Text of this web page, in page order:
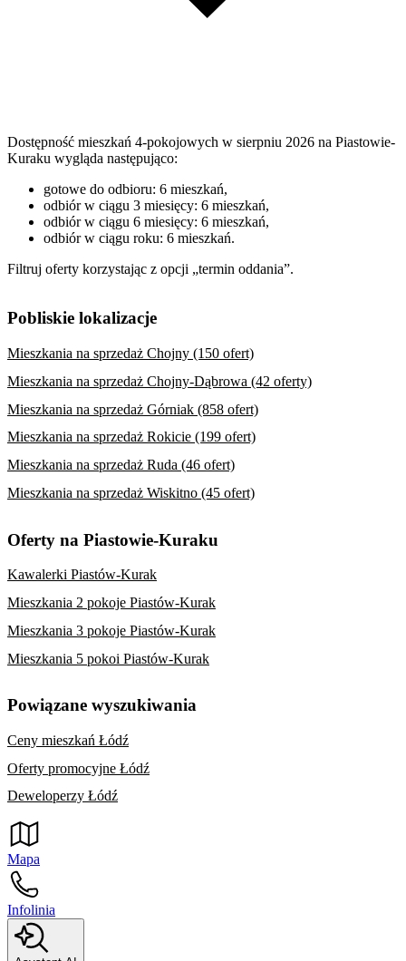
Dostępność mieszkań 4-pokojowych w sierpniu 2026 na Piastowie-
Kuraku wygląda następująco:
gotowe do odbioru: 6 mieszkań,
odbiór w ciągu 3 miesięcy: 6 mieszkań,
odbiór w ciągu 6 miesięcy: 6 mieszkań,
odbiór w ciągu roku: 6 mieszkań.
Filtruj oferty korzystając z opcji „termin oddania”.
Pobliskie lokalizacje
Mieszkania na sprzedaż Chojny (150 ofert)
Mieszkania na sprzedaż Chojny-Dąbrowa (42 oferty)
Mieszkania na sprzedaż Górniak (858 ofert)
Mieszkania na sprzedaż Rokicie (199 ofert)
Mieszkania na sprzedaż Ruda (46 ofert)
Mieszkania na sprzedaż Wiskitno (45 ofert)
Oferty na Piastowie-Kuraku
Kawalerki Piastów-Kurak
Mieszkania 2 pokoje Piastów-Kurak
Mieszkania 3 pokoje Piastów-Kurak
Mieszkania 5 pokoi Piastów-Kurak
Powiązane wyszukiwania
Ceny mieszkań Łódź
Oferty promocyjne Łódź
Deweloperzy Łódź
Mapa
Infolinia